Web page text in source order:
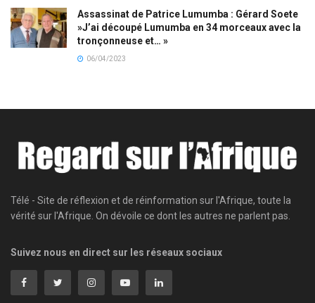
Assassinat de Patrice Lumumba : Gérard Soete
»J’ai découpé Lumumba en 34 morceaux avec la
tronçonneuse et… »
06/04/2023
Télé - Site de réflexion et de réinformation sur l'Afrique, toute la
vérité sur l'Afrique. On dévoile ce dont les autres ne parlent pas.
Suivez nous en direct sur les réseaux sociaux